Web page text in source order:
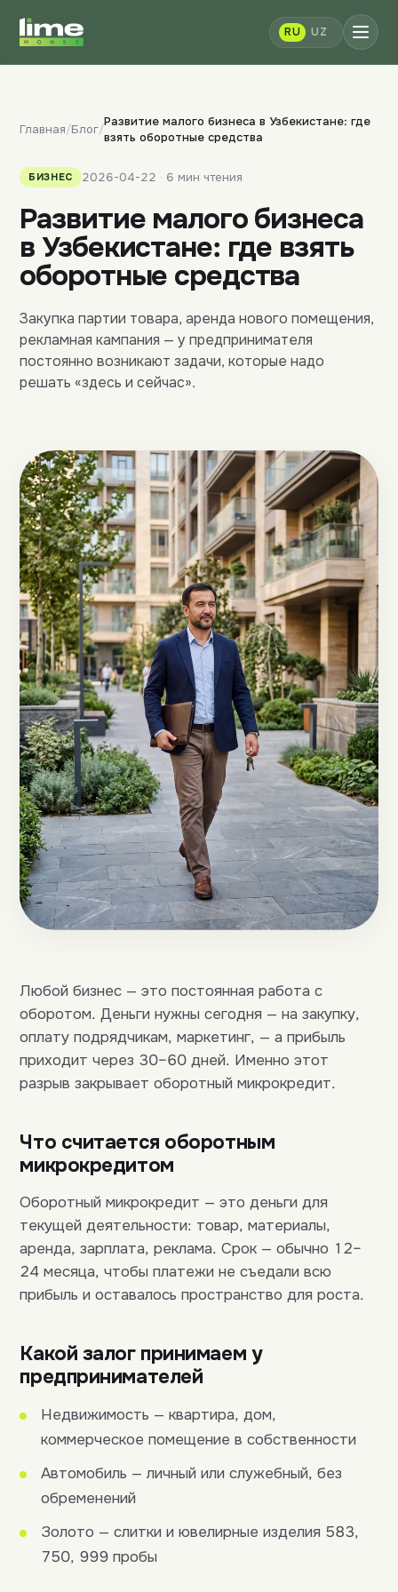
RU UZ
Главная/Блог/
Развитие малого бизнеса в Узбекистане: где
взять оборотные средства
БИЗНЕС 2026-04-22 · 6 мин чтения
Развитие малого бизнеса
в Узбекистане: где взять
оборотные средства
Закупка партии товара, аренда нового помещения,
рекламная кампания — у предпринимателя
постоянно возникают задачи, которые надо
решать «здесь и сейчас».
Любой бизнес — это постоянная работа с
оборотом. Деньги нужны сегодня — на закупку,
оплату подрядчикам, маркетинг, — а прибыль
приходит через 30–60 дней. Именно этот
разрыв закрывает оборотный микрокредит.
Что считается оборотным
микрокредитом
Оборотный микрокредит — это деньги для
текущей деятельности: товар, материалы,
аренда, зарплата, реклама. Срок — обычно 12–
24 месяца, чтобы платежи не съедали всю
прибыль и оставалось пространство для роста.
Какой залог принимаем у
предпринимателей
Недвижимость — квартира, дом,
коммерческое помещение в собственности
Автомобиль — личный или служебный, без
обременений
Золото — слитки и ювелирные изделия 583,
750, 999 пробы